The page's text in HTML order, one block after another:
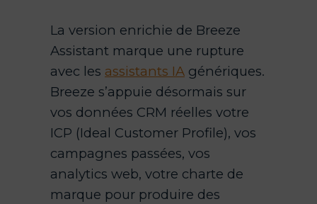
La version enrichie de Breeze
Assistant marque une rupture
avec les assistants IA génériques.
Breeze s’appuie désormais sur
vos données CRM réelles votre
ICP (Ideal Customer Profile), vos
campagnes passées, vos
analytics web, votre charte de
marque pour produire des